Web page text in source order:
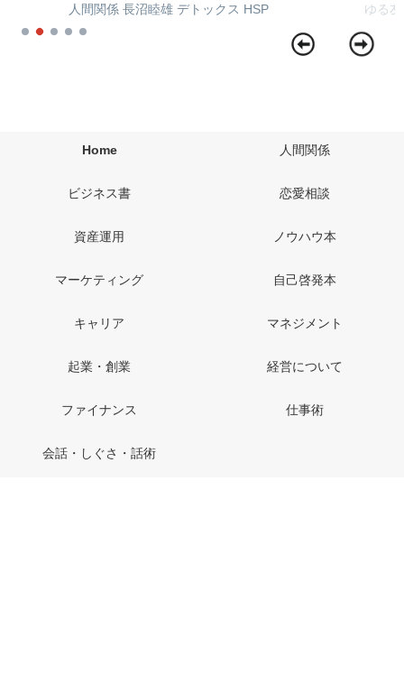
人間関係 長沼睦雄 デトックス HSP ゆる友
Home 人間関係
ビジネス書 恋愛相談
資産運用 ノウハウ本
マーケティング 自己啓発本
キャリア マネジメント
起業・創業 経営について
ファイナンス 仕事術
会話・しぐさ・話術